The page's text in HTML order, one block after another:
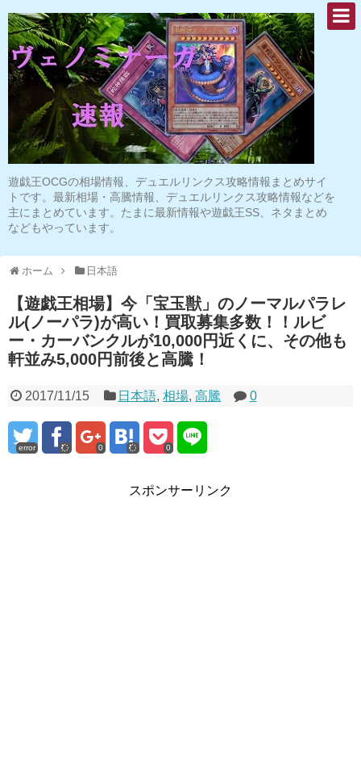
遊戯王OCGの相場情報、デュエルリンクス攻略情報まとめサイ
トです。最新相場・高騰情報、デュエルリンクス攻略情報などを
主にまとめています。たまに最新情報や遊戯王SS、ネタまとめ
などもやっています。
ホーム 日本語
【遊戯王相場】今「宝玉獣」のノーマルパラレ
ル(ノーパラ)が高い！買取募集多数！！ルビ
ー・カーバンクルが10,000円近くに、その他も
軒並み5,000円前後と高騰！
2017/11/15 日本語,相場,高騰 0
error 0 0
スポンサーリンク